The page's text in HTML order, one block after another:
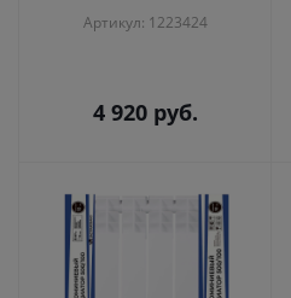
Артикул: 1223424
4 920 руб.